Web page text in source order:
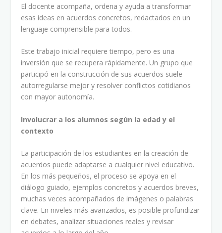
El docente acompaña, ordena y ayuda a transformar
esas ideas en acuerdos concretos, redactados en un
lenguaje comprensible para todos.
Este trabajo inicial requiere tiempo, pero es una
inversión que se recupera rápidamente. Un grupo que
participó en la construcción de sus acuerdos suele
autorregularse mejor y resolver conflictos cotidianos
con mayor autonomía.
Involucrar a los alumnos según la edad y el
contexto
La participación de los estudiantes en la creación de
acuerdos puede adaptarse a cualquier nivel educativo.
En los más pequeños, el proceso se apoya en el
diálogo guiado, ejemplos concretos y acuerdos breves,
muchas veces acompañados de imágenes o palabras
clave. En niveles más avanzados, es posible profundizar
en debates, analizar situaciones reales y revisar